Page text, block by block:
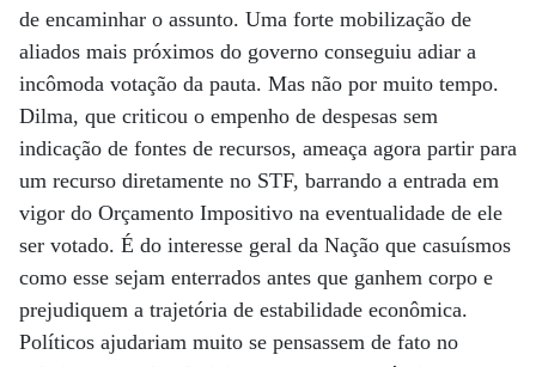
de encaminhar o assunto. Uma forte mobilização de
aliados mais próximos do governo conseguiu adiar a
incômoda votação da pauta. Mas não por muito tempo.
Dilma, que criticou o empenho de despesas sem
indicação de fontes de recursos, ameaça agora partir para
um recurso diretamente no STF, barrando a entrada em
vigor do Orçamento Impositivo na eventualidade de ele
ser votado. É do interesse geral da Nação que casuísmos
como esse sejam enterrados antes que ganhem corpo e
prejudiquem a trajetória de estabilidade econômica.
Políticos ajudariam muito se pensassem de fato no